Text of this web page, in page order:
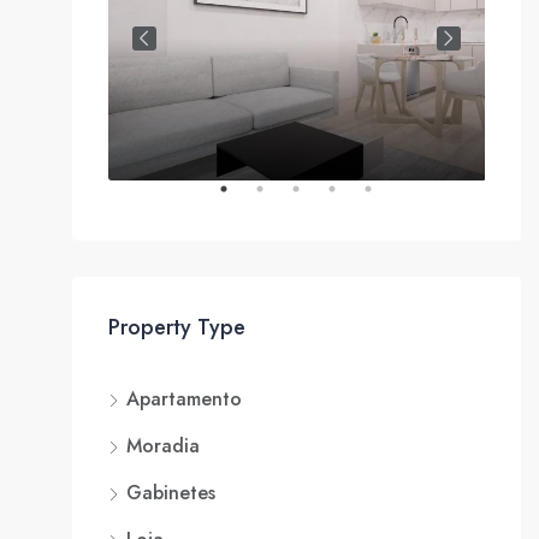
Property Type
Apartamento
Moradia
Gabinetes